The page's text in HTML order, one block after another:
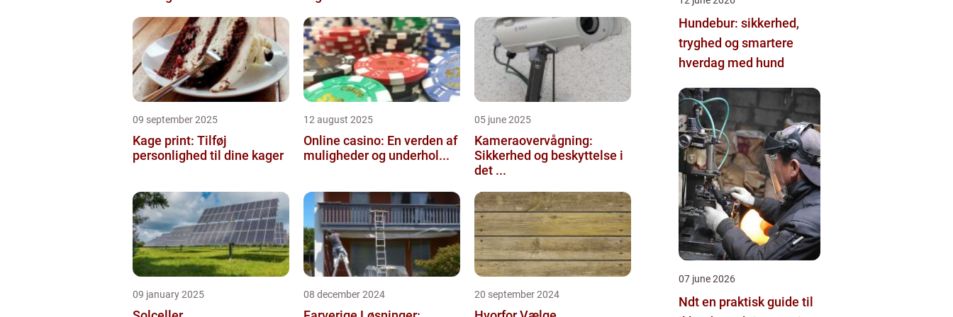
09 september 2025
Kage print: Tilføj
personlighed til dine kager
12 august 2025
Online casino: En verden af
muligheder og underhol...
05 june 2025
Kameraovervågning:
Sikkerhed og beskyttelse i
det ...
09 january 2025 08 december 2024 20 september 2024
Hundebur: sikkerhed,
tryghed og smartere
hverdag med hund
07 june 2026
Ndt en praktisk guide til